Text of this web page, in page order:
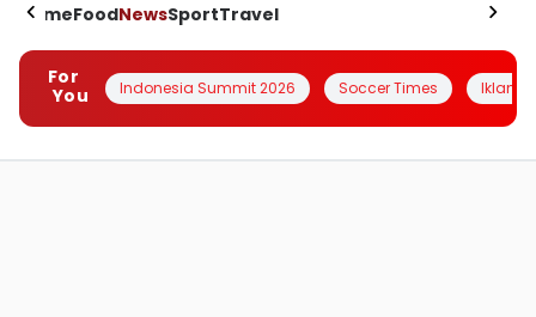
HomeFoodNewsSportTravel
For
You
Indonesia Summit 2026 Soccer Times Iklanin